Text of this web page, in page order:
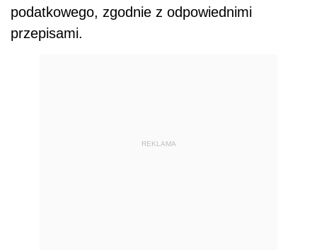
podatkowego, zgodnie z odpowiednimi
przepisami.
REKLAMA